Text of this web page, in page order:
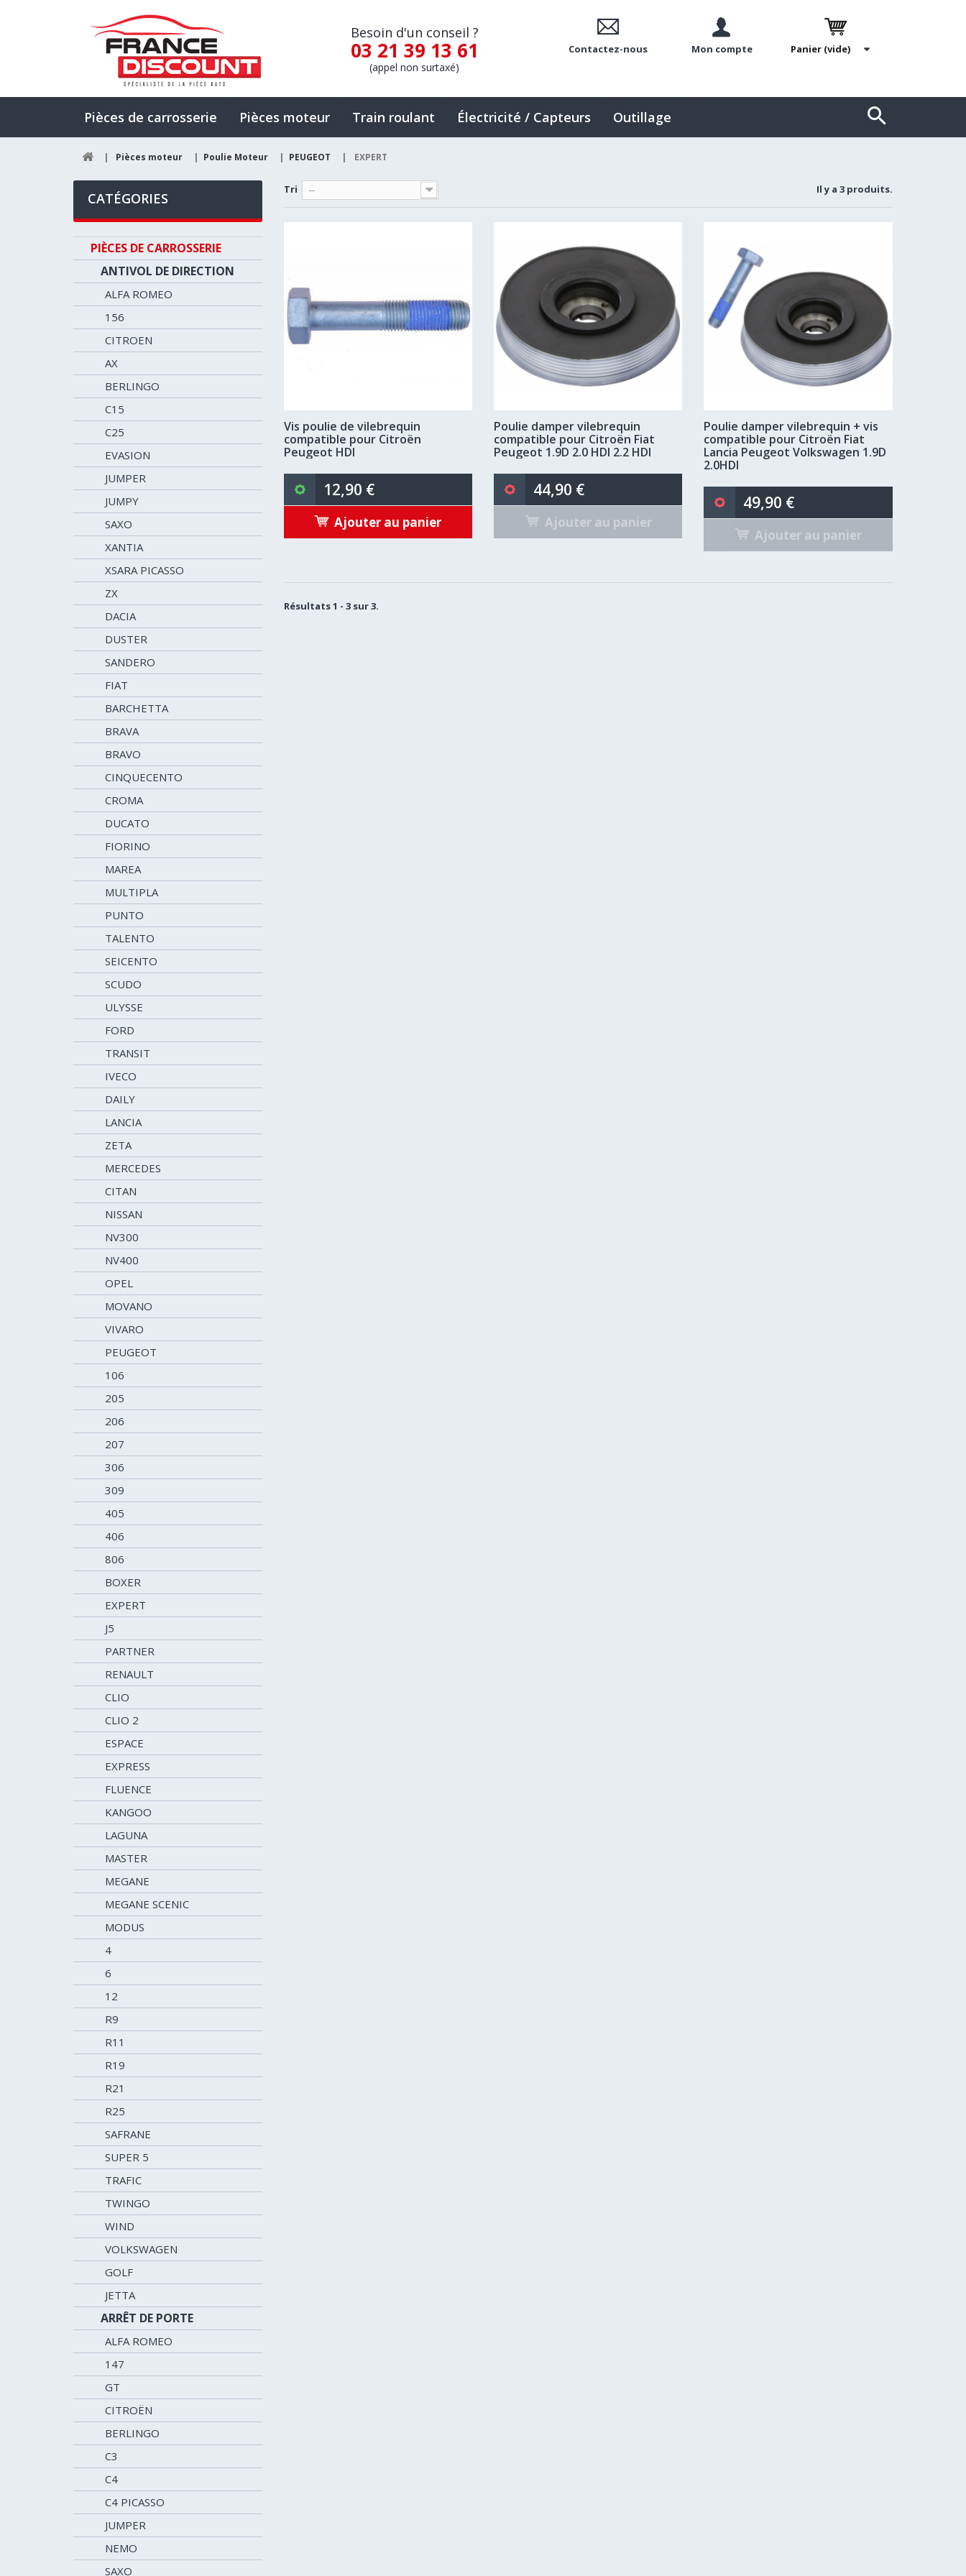
Besoin d'un conseil ?
03 21 39 13 61
(appel non surtaxé)
Contactez-nous Mon compte Panier (vide)
Pièces de carrosserie Pièces moteur Train roulant Électricité / Capteurs Outillage
| Pièces moteur | Poulie Moteur | PEUGEOT | EXPERT
CATÉGORIES
PIÈCES DE CARROSSERIE
ANTIVOL DE DIRECTION
ALFA ROMEO
156
CITROEN
AX
BERLINGO
C15
C25
EVASION
JUMPER
JUMPY
SAXO
XANTIA
XSARA PICASSO
ZX
DACIA
DUSTER
SANDERO
FIAT
BARCHETTA
BRAVA
BRAVO
CINQUECENTO
CROMA
DUCATO
FIORINO
MAREA
MULTIPLA
PUNTO
TALENTO
SEICENTO
SCUDO
ULYSSE
FORD
TRANSIT
IVECO
DAILY
LANCIA
ZETA
MERCEDES
CITAN
NISSAN
NV300
NV400
OPEL
MOVANO
VIVARO
PEUGEOT
106
205
206
207
306
309
405
406
806
BOXER
EXPERT
J5
PARTNER
RENAULT
CLIO
CLIO 2
ESPACE
EXPRESS
FLUENCE
KANGOO
LAGUNA
MASTER
MEGANE
MEGANE SCENIC
MODUS
4
6
12
R9
R11
R19
R21
R25
SAFRANE
SUPER 5
TRAFIC
TWINGO
WIND
VOLKSWAGEN
GOLF
JETTA
ARRÊT DE PORTE
ALFA ROMEO
147
GT
CITROËN
BERLINGO
C3
C4
C4 PICASSO
JUMPER
NEMO
SAXO
Tri -- Il y a 3 produits.
Vis poulie de vilebrequin
compatible pour Citroën
Peugeot HDI
12,90 €
Ajouter au panier
Poulie damper vilebrequin
compatible pour Citroën Fiat
Peugeot 1.9D 2.0 HDI 2.2 HDI
44,90 €
Ajouter au panier
Poulie damper vilebrequin + vis
compatible pour Citroën Fiat
Lancia Peugeot Volkswagen 1.9D
2.0HDI
49,90 €
Ajouter au panier
Résultats 1 - 3 sur 3.